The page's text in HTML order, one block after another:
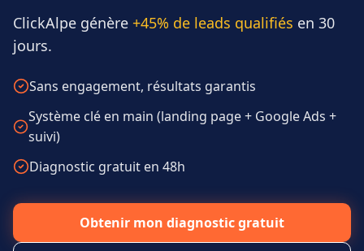
ClickAlpe génère +45% de leads qualifiés en 30
jours.
Sans engagement, résultats garantis
Système clé en main (landing page + Google Ads +
suivi)
Diagnostic gratuit en 48h
Obtenir mon diagnostic gratuit